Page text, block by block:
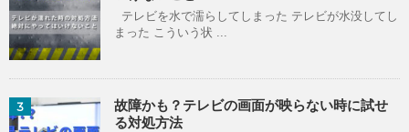
テレビを水で濡らしてしまった テレビが水没してし
まった こういう状 ...
3
故障かも？テレビの画面が映らない時に試せ
る対処方法